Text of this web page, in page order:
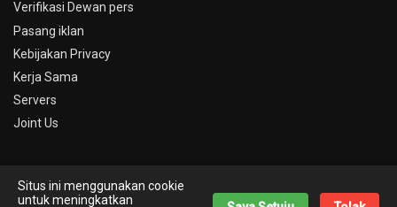
Verifikasi Dewan pers
Pasang iklan
Kebijakan Privacy
Kerja Sama
Servers
Joint Us
© Copyright 2019 - Info Kepri
Situs ini menggunakan cookie
untuk meningkatkan